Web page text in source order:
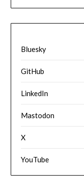
Bluesky
GitHub
LinkedIn
Mastodon
X
YouTube